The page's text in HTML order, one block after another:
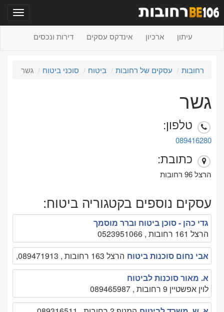
עיתון ארכיון אינדקס עסקים דירות ונכסים
רחובות עסקים של רחובות ביטוח סוכני ביטוח גשר
גשר
טלפון:
089416280
כתובת:
הרצל 96 רחובות
עסקים נוספים בקטגוריה ביטוח:
גדי כהן - סוכן ביטוח וברר מוסמך
הרצל 161 רחובות , 0523951066
אבי נחום סוכנות ביטוח הרצל 163 רחובות , 089471913,
א. מאור סוכנות לביטוח
לוין אפשטיין 9 רחובות , 089465987